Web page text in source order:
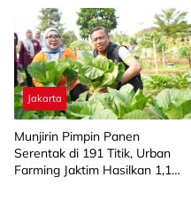
Jakarta
Munjirin Pimpin Panen
Serentak di 191 Titik, Urban
Farming Jaktim Hasilkan 1,1